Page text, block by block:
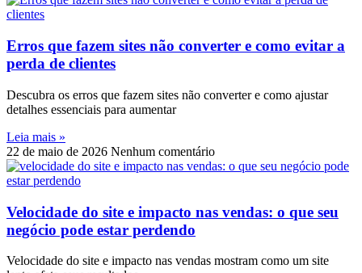
Erros que fazem sites não converter e como evitar a
perda de clientes
Descubra os erros que fazem sites não converter e como ajustar
detalhes essenciais para aumentar
Leia mais »
22 de maio de 2026 Nenhum comentário
Velocidade do site e impacto nas vendas: o que seu
negócio pode estar perdendo
Velocidade do site e impacto nas vendas mostram como um site